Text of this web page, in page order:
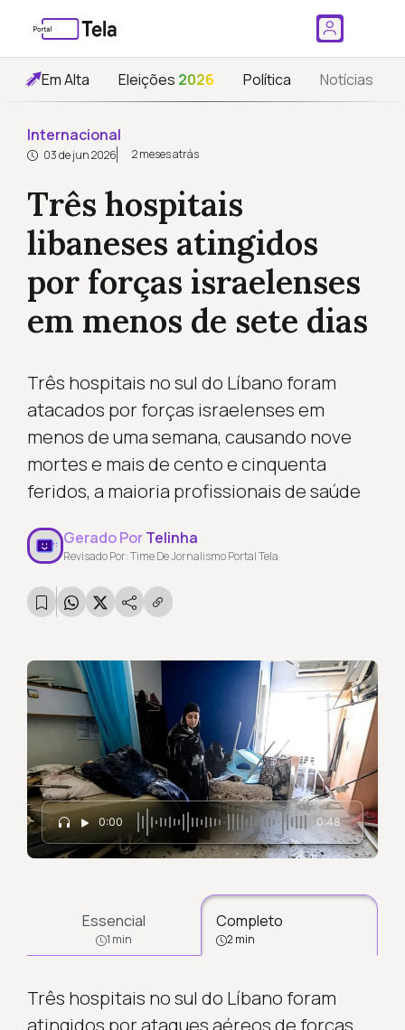
Em Alta Eleições 2026 Política Notícias
Internacional
03 de jun 2026 2 meses atrás
Três hospitais
libaneses atingidos
por forças israelenses
em menos de sete dias
Três hospitais no sul do Líbano foram
atacados por forças israelenses em
menos de uma semana, causando nove
mortes e mais de cento e cinquenta
feridos, a maioria profissionais de saúde
Gerado PorTelinha
Revisado Por: Time De Jornalismo Portal Tela
0:00 0:48
Essencial
1 min
Completo
2 min
Três hospitais no sul do Líbano foram
atingidos por ataques aéreos de forças